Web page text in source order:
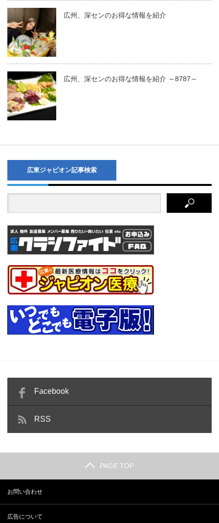
広州、深センのお得な情報を紹介
広州、深センのお得な情報を紹介 ～8787～
広東ジャピオン記事検索
Facebook
RSS
PAGE TOP
お問い合わせ
広告について